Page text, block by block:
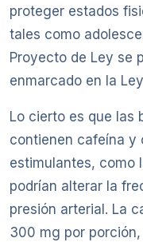
proteger estados
tales como
Proyecto de Ley se
enmarcado en la
Lo cierto es que las
contienen cafeína y
estimulantes, como
podrían alterar la
presión arterial. La
300 mg por